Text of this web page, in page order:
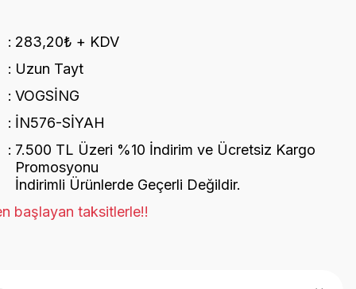
283,20₺ + KDV
Uzun Tayt
VOGSİNG
İN576-SİYAH
7.500 TL Üzeri %10 İndirim ve Ücretsiz Kargo
Promosyonu
İndirimli Ürünlerde Geçerli Değildir.
başlayan taksitlerle!!